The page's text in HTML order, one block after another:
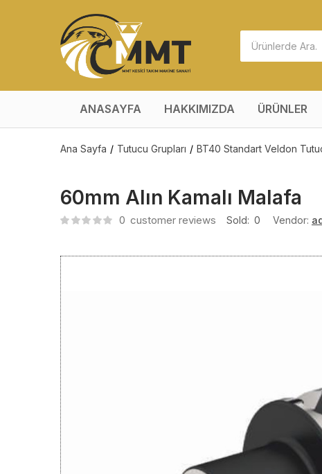
ANASAYFA HAKKIMIZDA ÜRÜNLER
Ana Sayfa Tutucu Grupları BT40 Standart Veldon
60mm Alın Kamalı Malafa
0 customer reviews Sold: 0 Vendor: